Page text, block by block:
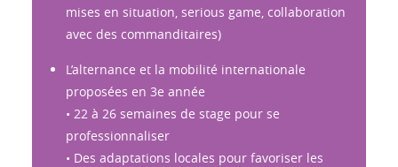
mises en situation, serious game, collaboration
avec des commanditaires)
L’alternance et la mobilité internationale
proposées en 3e année
• 22 à 26 semaines de stage pour se
professionnaliser
• Des adaptations locales pour favoriser les